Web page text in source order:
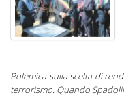
Polemica sulla scelta di
terrorismo. Quando